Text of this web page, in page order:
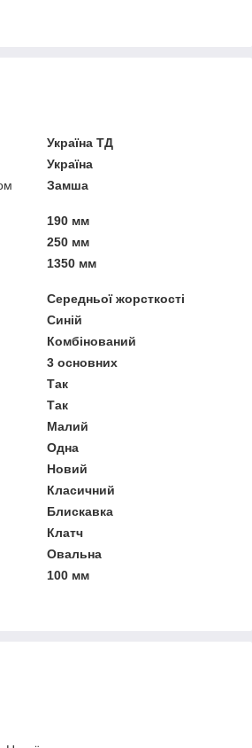
Україна ТД
Україна
Замша
190 мм
250 мм
1350 мм
Середньої жорсткості
Синій
Комбінований
3 основних
Так
Так
Малий
Одна
Новий
Класичний
Блискавка
Клатч
Овальна
100 мм